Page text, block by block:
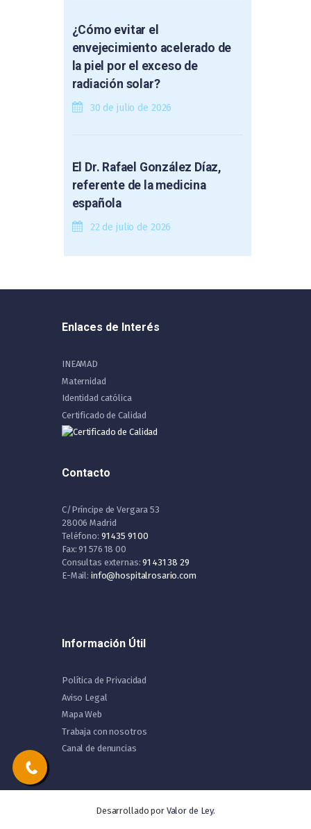
¿Cómo evitar el
envejecimiento acelerado de
la piel por el exceso de
radiación solar?
30 de julio de 2026
El Dr. Rafael González Díaz,
referente de la medicina
española
22 de julio de 2026
Enlaces de Interés
INEAMAD
Maternidad
Identidad católica
Certificado de Calidad
Contacto
C/Príncipe de Vergara 53
28006 Madrid
Teléfono: 91 435 91 00
Fax: 91 576 18 00
Consultas externas:91 431 38 29
E-Mail: info@hospitalrosario.com
Información Útil
Política de Privacidad
Aviso Legal
Mapa Web
Trabaja con nosotros
Canal de denuncias
Desarrollado por Valor de Ley.